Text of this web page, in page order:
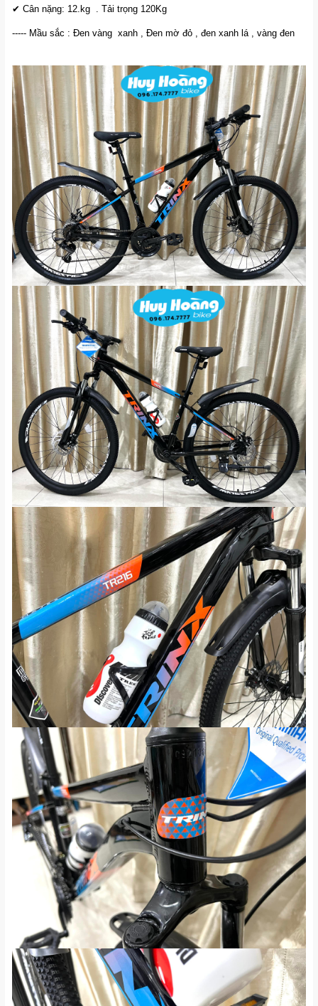
✔ Cân nặng: 12.kg . Tải trọng 120Kg
----- Mầu sắc : Đen vàng xanh , Đen mờ đỏ , đen xanh lá , vàng đen